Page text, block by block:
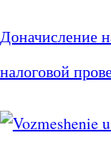
Доначисление
налоговой